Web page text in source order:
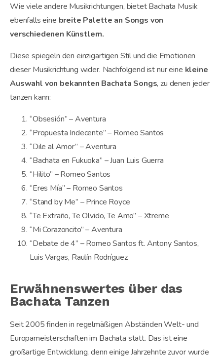
Wie viele andere Musikrichtungen, bietet Bachata Musik
ebenfalls eine breite Palette an Songs von
verschiedenen Künstlern.
Diese spiegeln den einzigartigen Stil und die Emotionen
dieser Musikrichtung wider. Nachfolgend ist nur eine kleine
Auswahl von bekannten Bachata Songs, zu denen jeder
tanzen kann:
“Obsesión” – Aventura
“Propuesta Indecente” – Romeo Santos
“Dile al Amor” – Aventura
“Bachata en Fukuoka” – Juan Luis Guerra
“Hilito” – Romeo Santos
“Eres Mía” – Romeo Santos
“Stand by Me” – Prince Royce
“Te Extraño, Te Olvido, Te Amo” – Xtreme
“Mi Corazoncito” – Aventura
“Debate de 4” – Romeo Santos ft. Antony Santos,
Luis Vargas, Raulín Rodríguez
Erwähnenswertes über das
Bachata Tanzen
Seit 2005 finden in regelmäßigen Abständen Welt- und
Europameisterschaften im Bachata statt. Das ist eine
großartige Entwicklung, denn einige Jahrzehnte zuvor wurde